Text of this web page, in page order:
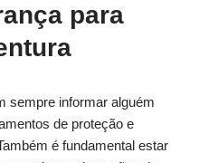
para
sempre informar alguém
de proteção e
é fundamental estar